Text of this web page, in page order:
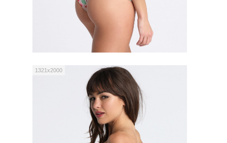
1321x2000